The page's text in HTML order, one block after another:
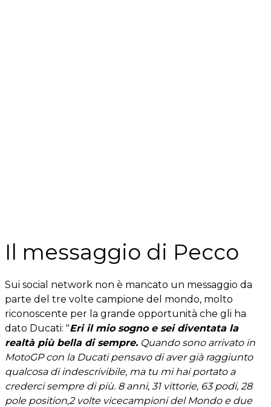
Il messaggio di Pecco
Sui social network non è mancato un messaggio da
parte del tre volte campione del mondo, molto
riconoscente per la grande opportunità che gli ha
dato Ducati: "Eri il mio sogno e sei diventata la
realtà più bella di sempre. Quando sono arrivato in
MotoGP con la Ducati pensavo di aver già raggiunto
qualcosa di indescrivibile, ma tu mi hai portato a
crederci sempre di più. 8 anni, 31 vittorie, 63 podi, 28
pole position,2 volte vicecampioni del Mondo e due